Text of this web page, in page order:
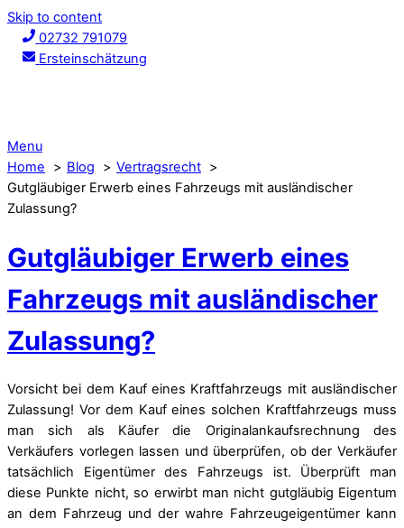
Skip to content
02732 791079
Ersteinschätzung
Menu
Home
Blog
Vertragsrecht
Gutgläubiger Erwerb eines Fahrzeugs mit ausländischer
Zulassung?
Gutgläubiger Erwerb eines
Fahrzeugs mit ausländischer
Zulassung?
Vorsicht bei dem Kauf eines Kraftfahrzeugs mit ausländischer
Zulassung! Vor dem Kauf eines solchen Kraftfahrzeugs muss
man sich als Käufer die Originalankaufsrechnung des
Verkäufers vorlegen lassen und überprüfen, ob der Verkäufer
tatsächlich Eigentümer des Fahrzeugs ist. Überprüft man
diese Punkte nicht, so erwirbt man nicht gutgläubig Eigentum
an dem Fahrzeug und der wahre Fahrzeugeigentümer kann